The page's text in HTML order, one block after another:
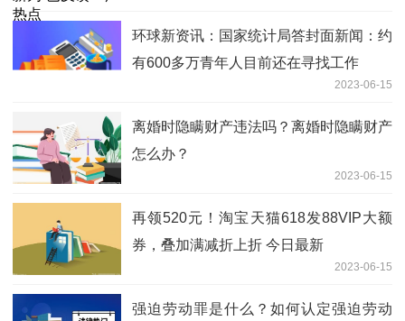
环球新资讯：国家统计局答封面新闻：约
有600多万青年人目前还在寻找工作
2023-06-15
离婚时隐瞒财产违法吗？离婚时隐瞒财产
怎么办？
2023-06-15
再领520元！淘宝天猫618发88VIP大额
券，叠加满减折上折 今日最新
2023-06-15
强迫劳动罪是什么？如何认定强迫劳动